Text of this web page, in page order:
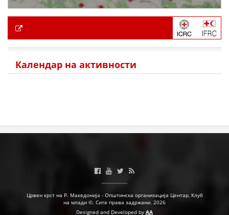
Календар на активности
Црвен крст на Р. Македонија - Општинска организација Центар, Клуб
на млади ©. Сите права задржани. 2026
Designed and Developed by AA